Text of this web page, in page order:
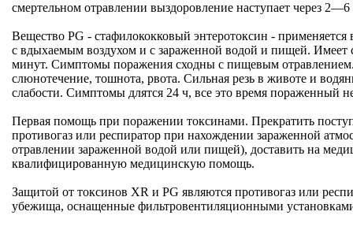
Вещество РG - стафилококковый энтеротоксин - применяется
с вдыхаемым воздухом и с зараженной водой и пищей. Имеет
минут. Симптомы поражения сходны с пищевым
слюнотечение, тошнота, рвота. Сильная резь в животе и
Первая помощь при поражении токсинами. Прекратить
противогаз или респиратор при нахождении зараженной
отравлении зараженной водой или пищей), доставить на
Защитой от токсинов ХR и РG являются противогаз или